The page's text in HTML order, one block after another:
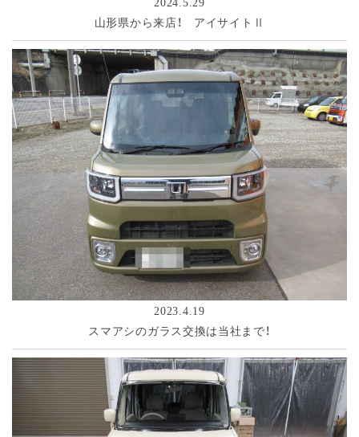
山形県から来店！ アイサイトⅡ
2023.4.19
スマアシのガラス交換は当社まで！